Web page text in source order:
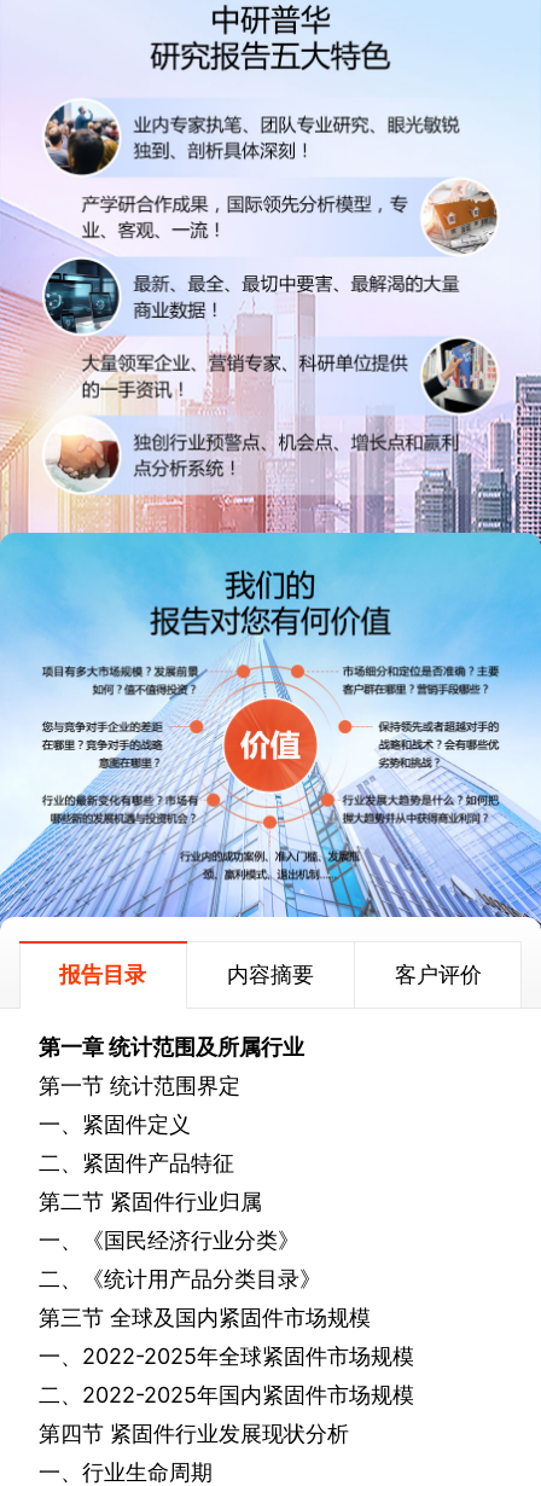
报告目录 内容摘要 客户评价
第一章统计范围及所属行业
第一节 统计范围界定
一、紧固件定义
二、紧固件产品特征
第二节 紧固件行业归属
一、《国民经济行业分类》
二、《统计用产品分类目录》
第三节 全球及国内紧固件市场规模
一、 2022-2025年全球紧固件市场规模
二、 2022-2025年国内紧固件市场规模
第四节 紧固件行业发展现状分析
一、行业生命周期